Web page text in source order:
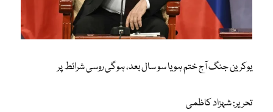
یوکرین جنگ آج ختم ہو یا سو سال بعد، ہوگی روسی شرائط پر
تحریر: شہزاد کاظمی